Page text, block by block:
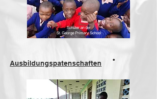
Schüler an der
St. George Primary School
Ausbildungspatenschaften